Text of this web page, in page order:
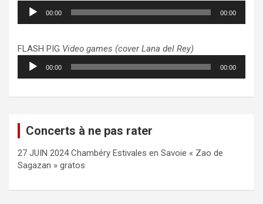
Lecteur
audio
00:00 00:00
FLASH PIG Video games (cover Lana del Rey)
Lecteur
audio
00:00 00:00
Concerts à ne pas rater
27 JUIN 2024 Chambéry Estivales en Savoie « Zao de
Sagazan » gratos